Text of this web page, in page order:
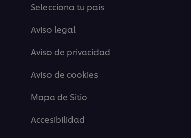
Selecciona tu país
Aviso legal
Aviso de privacidad
Aviso de cookies
Mapa de Sitio
Accesibilidad